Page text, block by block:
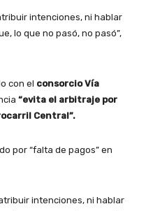
intenciones, ni hablar
lo que no pasó, no pasó”,
con el consorcio Vía
“evita el arbitraje por
Central”.
por “falta de pagos” en
intenciones, ni hablar